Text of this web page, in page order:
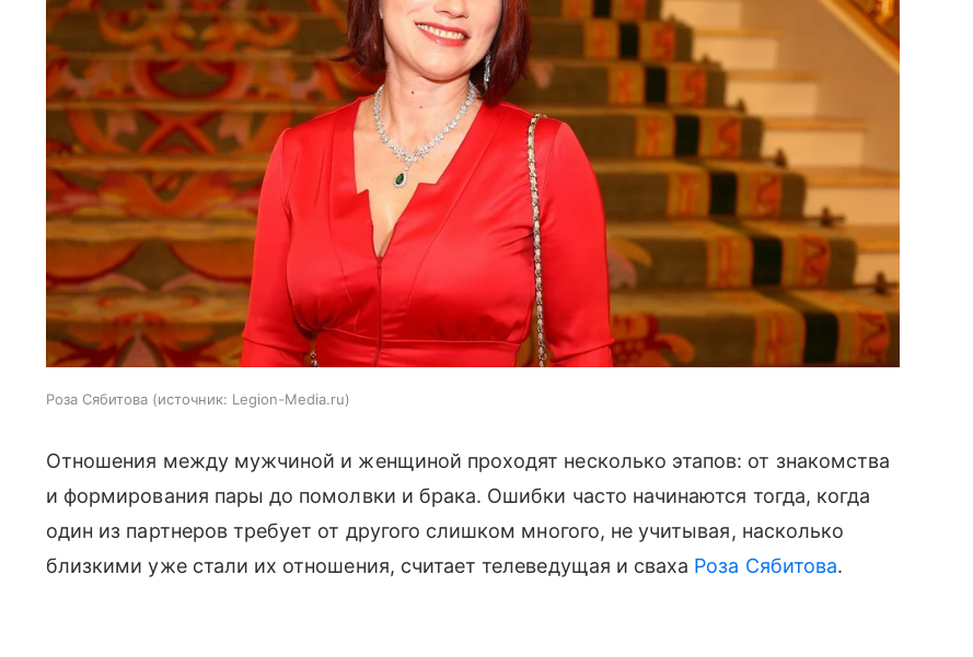
Роза Сябитова источник: Legion-Media.ru
Отношения между мужчиной и женщиной проходят несколько этапов: от знакомства
и формирования пары до помолвки и брака. Ошибки часто начинаются тогда, когда
один из партнеров требует от другого слишком многого, не учитывая, насколько
близкими уже стали их отношения, считает телеведущая и сваха Роза Сябитова.